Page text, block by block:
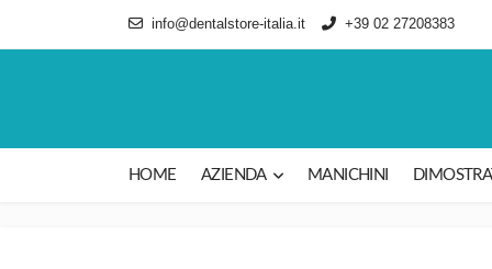
info@dentalstore-italia.it +39 02 27208383
HOME AZIENDA MANICHINI